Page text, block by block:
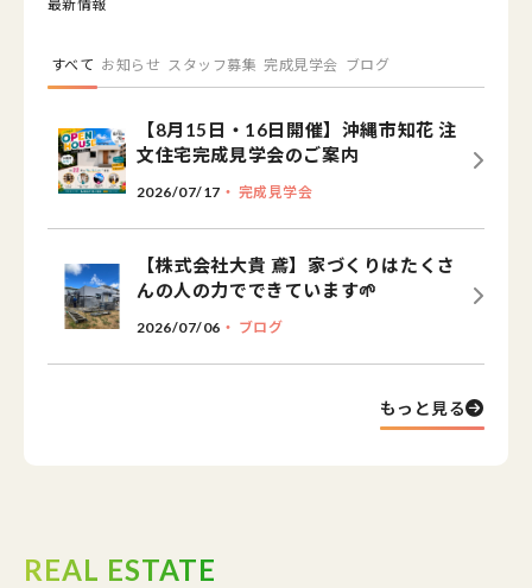
最新情報
すべて お知らせ スタッフ募集 完成見学会 ブログ
【8月15日・16日開催】沖縄市知花 注
文住宅完成見学会のご案内
2026/07/17 ・ 完成見学会
【株式会社大貴 鳶】家づくりはたくさ
んの人の力でできています🌱
2026/07/06 ・ ブログ
もっと見る
REAL ESTATE